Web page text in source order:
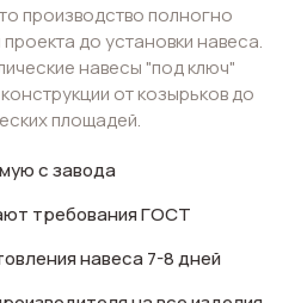
производство полногно
до установки навеса.
навесы "под ключ"
от козырьков до
площадей.
с завода
требования ГОСТ
навеса 7-8 дней